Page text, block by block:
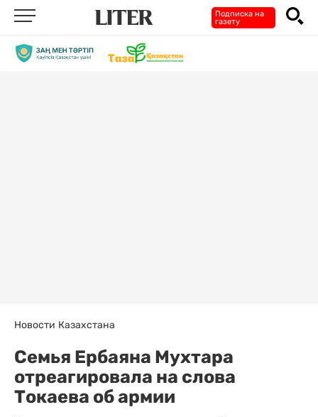
Подписка на
газету
Новости Казахстана
Семья Ербаяна Мухтара
отреагировала на слова
Токаева об армии